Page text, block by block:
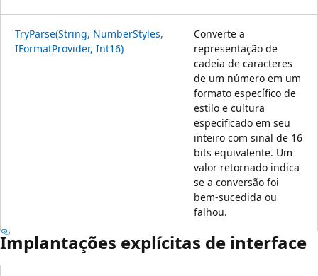
TryParse(String, NumberStyles,
IFormatProvider, Int16)
Converte a
representação de
cadeia de caracteres
de um número em um
formato específico de
estilo e cultura
especificado em seu
inteiro com sinal de 16
bits equivalente. Um
valor retornado indica
se a conversão foi
bem-sucedida ou
falhou.
Implantações explícitas de interface